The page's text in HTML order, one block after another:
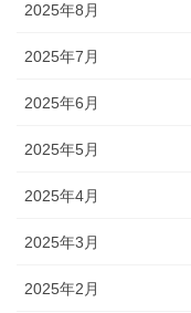
2025年8月
2025年7月
2025年6月
2025年5月
2025年4月
2025年3月
2025年2月